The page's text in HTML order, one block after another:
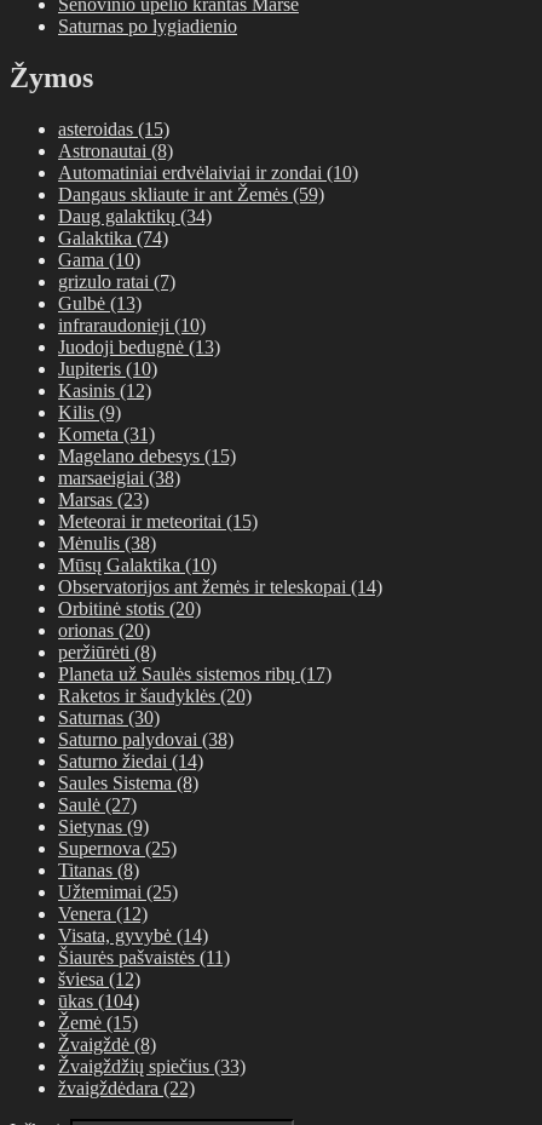
Senovinio upelio krantas Marse
Saturnas po lygiadienio
Žymos
asteroidas (15)
Astronautai (8)
Automatiniai erdvėlaiviai ir zondai (10)
Dangaus skliaute ir ant Žemės (59)
Daug galaktikų (34)
Galaktika (74)
Gama (10)
grizulo ratai (7)
Gulbė (13)
infraraudonieji (10)
Juodoji bedugnė (13)
Jupiteris (10)
Kasinis (12)
Kilis (9)
Kometa (31)
Magelano debesys (15)
marsaeigiai (38)
Marsas (23)
Meteorai ir meteoritai (15)
Mėnulis (38)
Mūsų Galaktika (10)
Observatorijos ant žemės ir teleskopai (14)
Orbitinė stotis (20)
orionas (20)
peržiūrėti (8)
Planeta už Saulės sistemos ribų (17)
Raketos ir šaudyklės (20)
Saturnas (30)
Saturno palydovai (38)
Saturno žiedai (14)
Saules Sistema (8)
Saulė (27)
Sietynas (9)
Supernova (25)
Titanas (8)
Užtemimai (25)
Venera (12)
Visata, gyvybė (14)
Šiaurės pašvaistės (11)
šviesa (12)
ūkas (104)
Žemė (15)
Žvaigždė (8)
Žvaigždžių spiečius (33)
žvaigždėdara (22)